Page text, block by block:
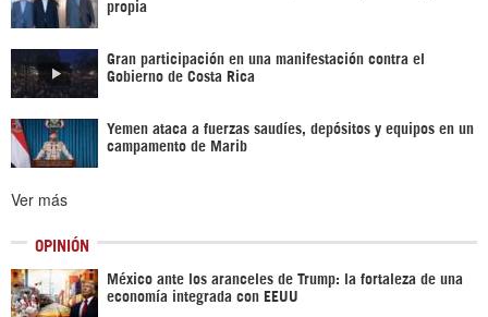
propia
Gran participación en una manifestación contra el
Gobierno de Costa Rica
Yemen ataca a fuerzas saudíes, depósitos y equipos en un
campamento de Marib
Ver más
OPINIÓN
México ante los aranceles de Trump: la fortaleza de una
economía integrada con EEUU